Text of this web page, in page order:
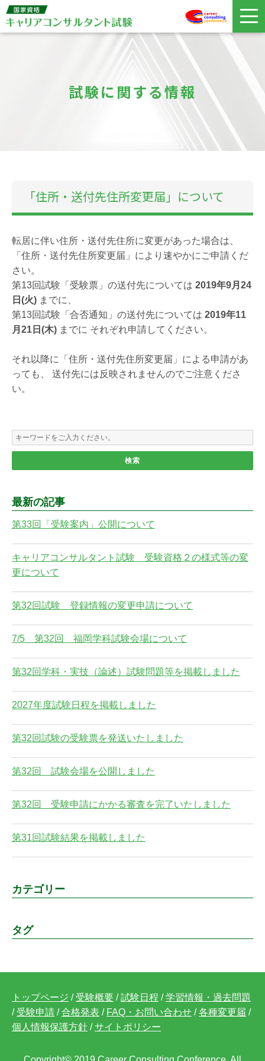
試験に関する情報
「住所・送付先住所変更届」について
転居に伴い住所・送付先住所に変更があった場合は、
「住所・送付先住所変更届」により速やかにご申請くだ
さい。
第13回試験「受験票」の送付先については 2019年9月24
日(火) までに、
第13回試験「合否通知」の送付先については 2019年11
月21日(木) までに それぞれ申請してください。
それ以降に「住所・送付先住所変更届」による申請があ
っても、 送付先には反映されませんのでご注意くださ
い。
最新の記事
第33回「受験案内」公開について
キャリアコンサルタント試験 受験資格２の様式等の変
更について
第32回試験 登録情報の変更申請について
7/5 第32回 福岡学科試験会場について
第32回学科・実技（論述）試験問題等を掲載しました
2027年度試験日程を掲載しました
第32回試験の受験票を発送いたしました
第32回 試験会場を公開しました
第32回 受験申請にかかる審査を完了いたしました
第31回試験結果を掲載しました
カテゴリー
タグ
トップページ / 受験概要 /試験日程 /学習情報・過去問題
/ 受験申請 /合格発表 / FAQ・お問い合わせ /各種変更届 /
個人情報保護方針 /サイトポリシー